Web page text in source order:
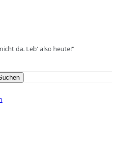
da. Leb' also heute!"